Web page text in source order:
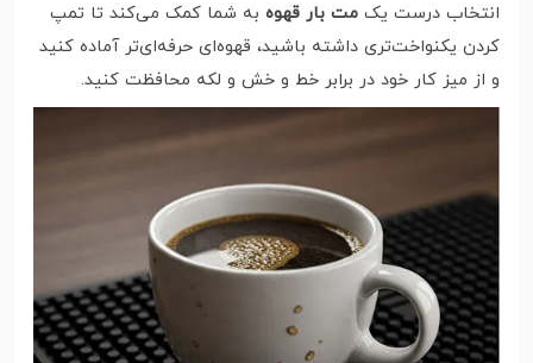
انتخاب درست یک مت بار قهوه به شما کمک می‌کند تا تمپ
کردن یکنواخت‌تری داشته باشید، قهوه‌ای حرفه‌ای‌تر آماده کنید
و از میز کار خود در برابر خط و خش و لکه محافظت کنید.